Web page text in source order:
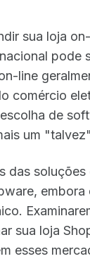
sua loja
line
comércio
de
um
das
sua loja
esses